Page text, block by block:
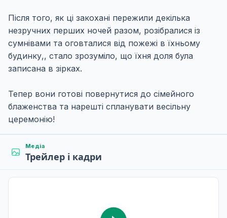
Після того, як ці закохані пережили декілька
незручних перших ночей разом, розібралися із
сумнівами та оговталися від пожежі в їхньому
будинку,, стало зрозуміло, що їхня доля була
записана в зірках.
Тепер вони готові повернутися до сімейного
блаженства та нарешті спланувати весільну
церемонію!
Медіа
Трейлер і кадри